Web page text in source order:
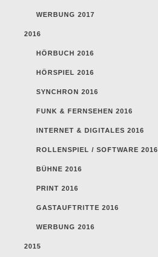
WERBUNG 2017
2016
HÖRBUCH 2016
HÖRSPIEL 2016
SYNCHRON 2016
FUNK & FERNSEHEN 2016
INTERNET & DIGITALES 2016
ROLLENSPIEL / SOFTWARE 2016
BÜHNE 2016
PRINT 2016
GASTAUFTRITTE 2016
WERBUNG 2016
2015